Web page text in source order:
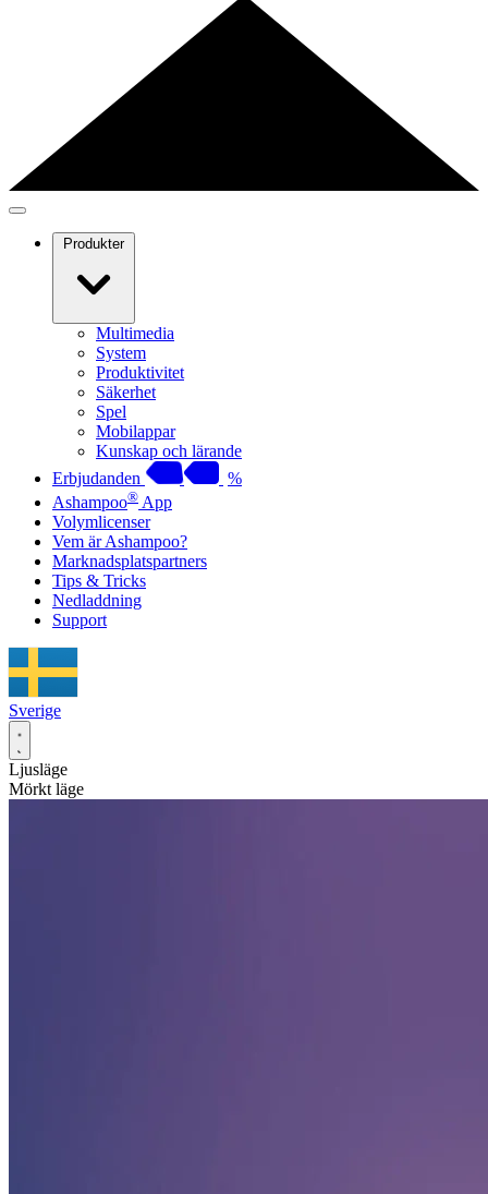
Produkter
Multimedia
System
Produktivitet
Säkerhet
Spel
Mobilappar
Kunskap och lärande
Erbjudanden
%
Ashampoo® App
Volymlicenser
Vem är Ashampoo?
Marknadsplatspartners
Tips & Tricks
Nedladdning
Support
Sverige
Ljusläge
Mörkt läge